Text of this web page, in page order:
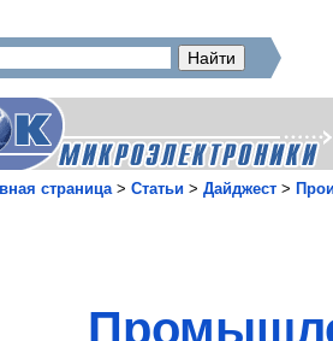
страница> Статьи > Дайджест >